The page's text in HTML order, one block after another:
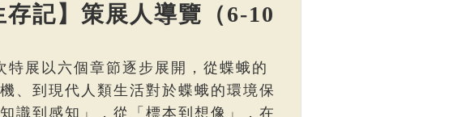
存記】策展人導覽（6-10
展以六個章節逐步展開，從蝶蛾的
、到現代人類生活對於蝶蛾的環境保
識到感知」，從「標本到想像」，在